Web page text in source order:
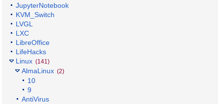
JupyterNotebook
KVM_Switch
LVGL
LXC
LibreOffice
LifeHacks
Linux (141)
AlmaLinux (2)
10
9
AntiVirus